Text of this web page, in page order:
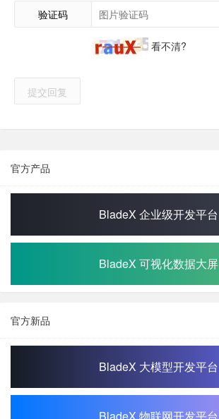
验证码
看不清?
提交回复
官方产品
BladeX 企业级开发平台
BladeX 可视化数据大屏
官方新品
BladeX 大模型开发平台